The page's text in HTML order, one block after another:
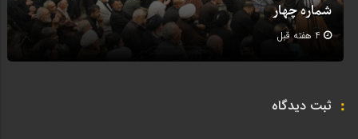
شماره چهار
4 هفته قبل
ثبت دیدگاه